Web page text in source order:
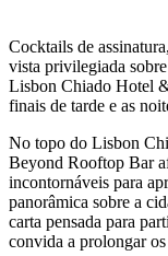
Cocktails de
vista privilegiada
Lisbon Chiado Hotel
finais de tarde e as
No topo do Lisbon
Beyond Rooftop Bar
incontornáveis para
panorâmica sobre a
carta pensada para
convida a prolongar